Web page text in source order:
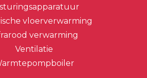
vloerverwarming
verwarming
Ventilatie